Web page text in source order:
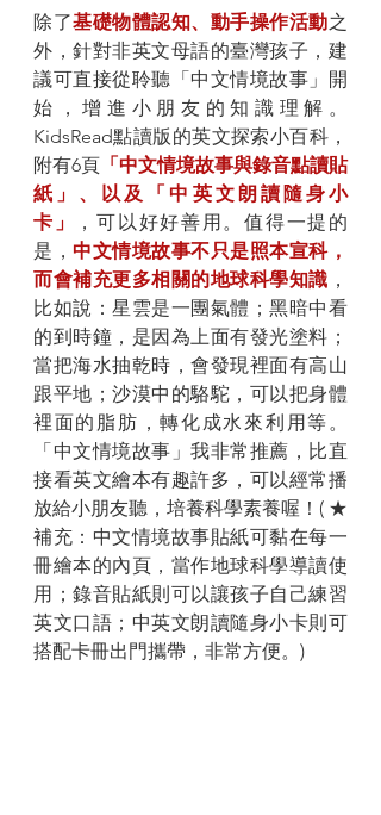
除了基礎物體認知、動手操作活動之
外，針對非英文母語的臺灣孩子，建
議可直接從聆聽「中文情境故事」開
始，增進小朋友的知識理解。
KidsRead點讀版的英文探索小百科，
附有6頁 「中文情境故事與錄音點讀貼
紙」、以及「中英文朗讀隨身小
卡」
，可以好好善用。值得一提的
是，中文情境故事不只是照本宣科，
而會補充更多相關的地球科學知識 ，
比如說：星雲是一團氣體；黑暗中看
的到時鐘，是因為上面有發光塗料；
當把海水抽乾時，會發現裡面有高山
跟平地；沙漠中的駱駝，可以把身體
裡面的脂肪，轉化成水來利用等。
「中文情境故事」我非常推薦，比直
接看英文繪本有趣許多，可以經常播
放給小朋友聽，培養科學素養喔！( ★
補充：中文情境故事貼紙可黏在每一
冊繪本的內頁，當作地球科學導讀使
用；錄音貼紙則可以讓孩子自己練習
英文口語；中英文朗讀隨身小卡則可
搭配卡冊出門攜帶，非常方便。)